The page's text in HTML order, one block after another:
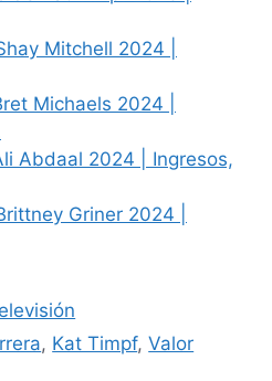
Mitchell 2024 |
Michaels 2024 |
Abdaal 2024 | Ingresos,
Griner 2024 |
, Kat Timpf,Valor